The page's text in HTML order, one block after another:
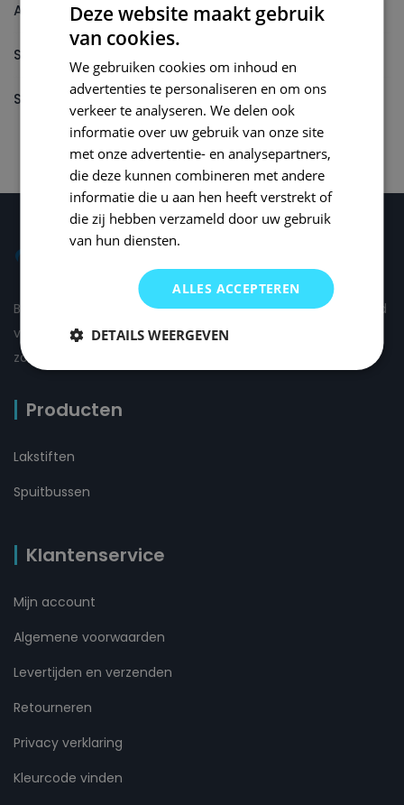
Autolak reparatieset
Spuitbus
Spuitbus Autolak
Bij Small Repair Systems begrijpen we dat autoschade altijd
vervelend is en daarom proberen wij om de schade voor u
zo comfortabel mogelijk te herstellen.
Producten
Lakstiften
Spuitbussen
Klantenservice
Mijn account
Algemene voorwaarden
Levertijden en verzenden
Retourneren
Privacy verklaring
Kleurcode vinden
Deze website maakt gebruik
van cookies.
We gebruiken cookies om inhoud en
advertenties te personaliseren en om ons
verkeer te analyseren. We delen ook
informatie over uw gebruik van onze site
met onze advertentie- en analysepartners,
die deze kunnen combineren met andere
informatie die u aan hen heeft verstrekt of
die zij hebben verzameld door uw gebruik
van hun diensten.
ALLES ACCEPTEREN
DETAILS WEERGEVEN